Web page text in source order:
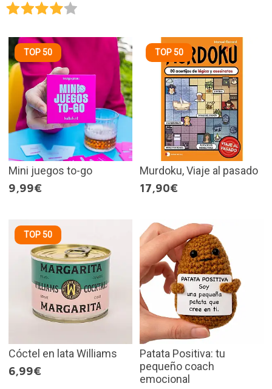
TOP 50
Mini juegos to-go
9,99€
TOP 50
Murdoku, Viaje al pasado
17,90€
TOP 50
Cóctel en lata Williams
6,99€
Patata Positiva: tu
pequeño coach
emocional